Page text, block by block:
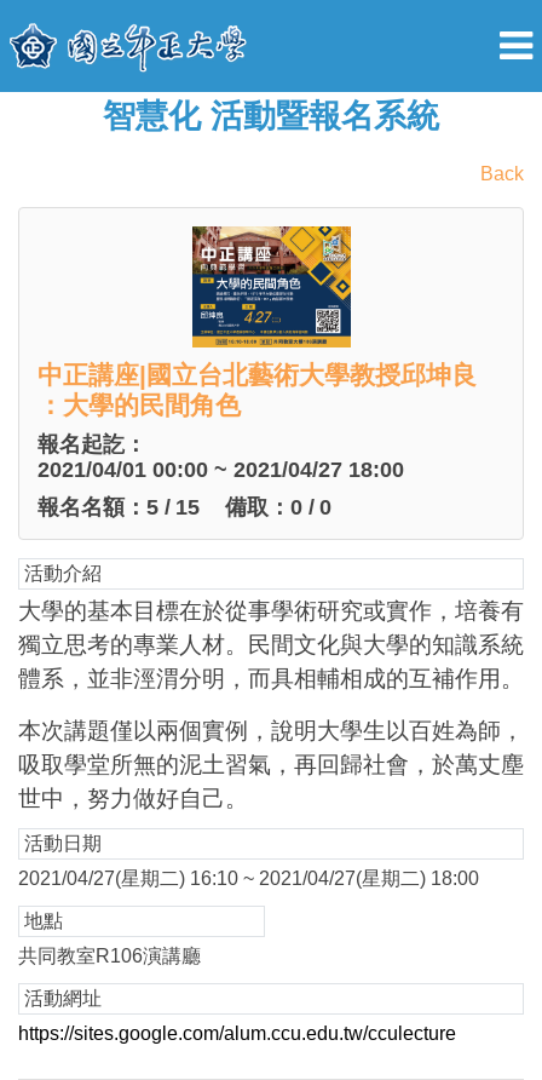
智慧化 活動暨報名系統
Back
中正講座|國立台北藝術大學教授邱坤良
：大學的民間角色
報名起訖：
2021/04/01 00:00 ~ 2021/04/27 18:00
報名名額： 5 / 15 備取： 0 / 0
活動介紹
大學的基本目標在於從事學術研究或實作，培養有
獨立思考的專業人材。民間文化與大學的知識系統
體系，並非涇渭分明，而具相輔相成的互補作用。
本次講題僅以兩個實例，說明大學生以百姓為師，
吸取學堂所無的泥土習氣，再回歸社會，於萬丈塵
世中，努力做好自己。
活動日期
2021/04/27(星期二) 16:10 ~ 2021/04/27(星期二) 18:00
地點
共同教室R106演講廳
活動網址
https://sites.google.com/alum.ccu.edu.tw/cculecture